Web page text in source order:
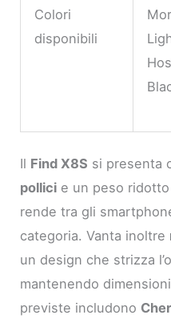
Colori
disponibili
Il Find X8S si presenta
pollici e un peso
rende tra gli
categoria. Vanta inoltre
un design che strizza
mantenendo
previste includono